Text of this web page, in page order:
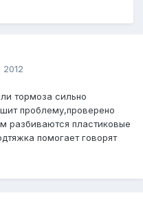
2012
тормоза сильно
проблему,проверено
разбиваются пластиковые
помогает говорят